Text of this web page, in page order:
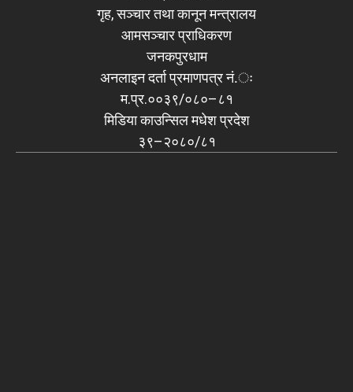
गृह, सञ्चार तथा कानून मन्त्रालय
आमसञ्चार प्राधिकरण
जनकपुरधाम
अनलाइन दर्ता प्रमाणपत्र नं.ः
म.प्र.००३९/०८०–८१
मिडिया काउन्सिल मधेश प्रदेश
३९–२०८०/८१